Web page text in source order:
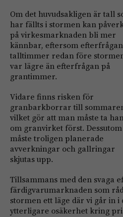
Om det huvudsakligen är tall
har fällts i stormen kan
på virkesmarknaden bli mer
kännbar, eftersom
talltimmer redan före
var lägre än efterfrågan på
grantimmer.
Vidare finns risken för
granbarkborrar till
vilket gör att man måste ta
om granvirket först. Dessutom
måste troligen planerade
avverkningar och gallringar
skjutas upp.
Tillsammans med den svaga
färdigvarumarknaden som
stormen ett läge där vi går in i
ytterligare osäkerhet kring